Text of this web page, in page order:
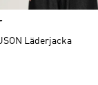
Läderjacka